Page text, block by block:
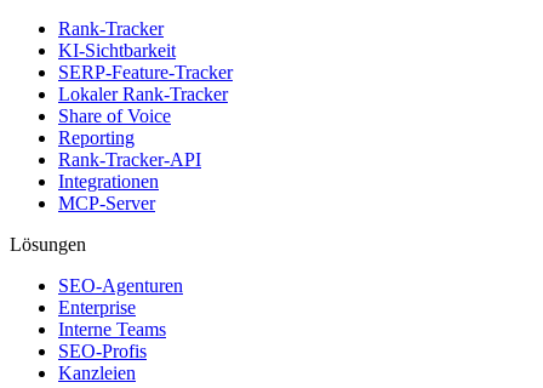
Rank-Tracker
KI-Sichtbarkeit
SERP-Feature-Tracker
Lokaler Rank-Tracker
Share of Voice
Reporting
Rank-Tracker-API
Integrationen
MCP-Server
Lösungen
SEO-Agenturen
Enterprise
Interne Teams
SEO-Profis
Kanzleien